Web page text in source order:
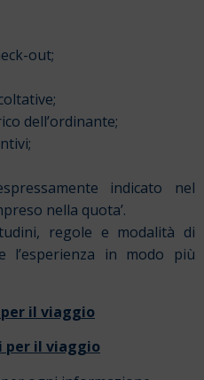
out;
dell’ordinante;
indicato nel
nella quota’.
regole e modalità di
l’esperienza in modo più
il viaggio
per il viaggio